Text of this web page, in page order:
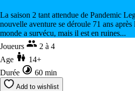
La saison 2 tant attendue de Pandemic
nouvelle aventure se déroule 71 ans
monde a survécu, mais il est en ruines...
Joueurs
2 à 4
Age
14+
Durée
60 min
Add to wishlist